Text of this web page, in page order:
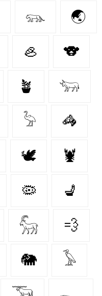
𓃮 🌏
🦪 🐨
🪴 𓃓
𓅦 🦓
🕊 🦞
🦠 💺
𓃵 💨
🐘 𓅥